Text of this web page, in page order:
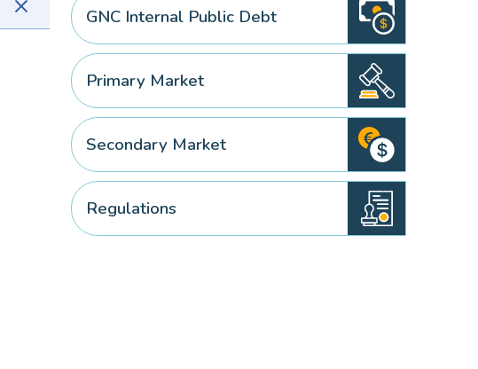
GNC Internal Public Debt
Primary Market
Secondary Market
Regulations